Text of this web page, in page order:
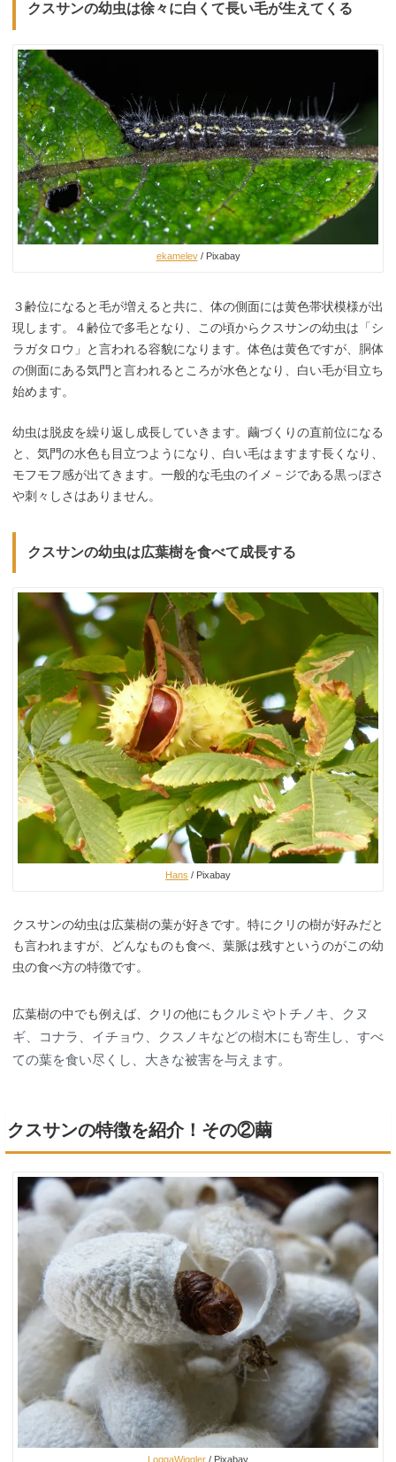
クスサンの幼虫は徐々に白くて長い毛が生えてくる
ekamelev/ Pixabay
３齢位になると毛が増えると共に、体の側面には黄色帯状模様が出
現します。４齢位で多毛となり、この頃からクスサンの幼虫は「シ
ラガタロウ」と言われる容貌になります。体色は黄色ですが、胴体
の側面にある気門と言われるところが水色となり、白い毛が目立ち
始めます。
幼虫は脱皮を繰り返し成長していきます。繭づくりの直前位になる
と、気門の水色も目立つようになり、白い毛はますます長くなり、
モフモフ感が出てきます。一般的な毛虫のイメ－ジである黒っぽさ
や刺々しさはありません。
クスサンの幼虫は広葉樹を食べて成長する
Hans / Pixabay
クスサンの幼虫は広葉樹の葉が好きです。特にクリの樹が好みだと
も言われますが、どんなものも食べ、葉脈は残すというのがこの幼
虫の食べ方の特徴です。
広葉樹の中でも例えば、クリの他にも クルミやトチノキ、クヌ
ギ、コナラ、イチョウ、クスノキなどの樹木にも寄生し、すべ
ての葉を食い尽くし、大きな被害を与えます。
クスサンの特徴を紹介！その②繭
LoggaWiggler / Pixabay